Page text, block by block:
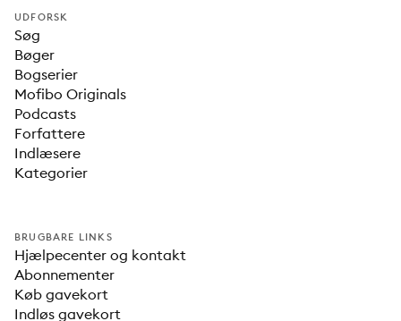
UDFORSK
Søg
Bøger
Bogserier
Mofibo Originals
Podcasts
Forfattere
Indlæsere
Kategorier
BRUGBARE LINKS
Hjælpecenter og kontakt
Abonnementer
Køb gavekort
Indløs gavekort